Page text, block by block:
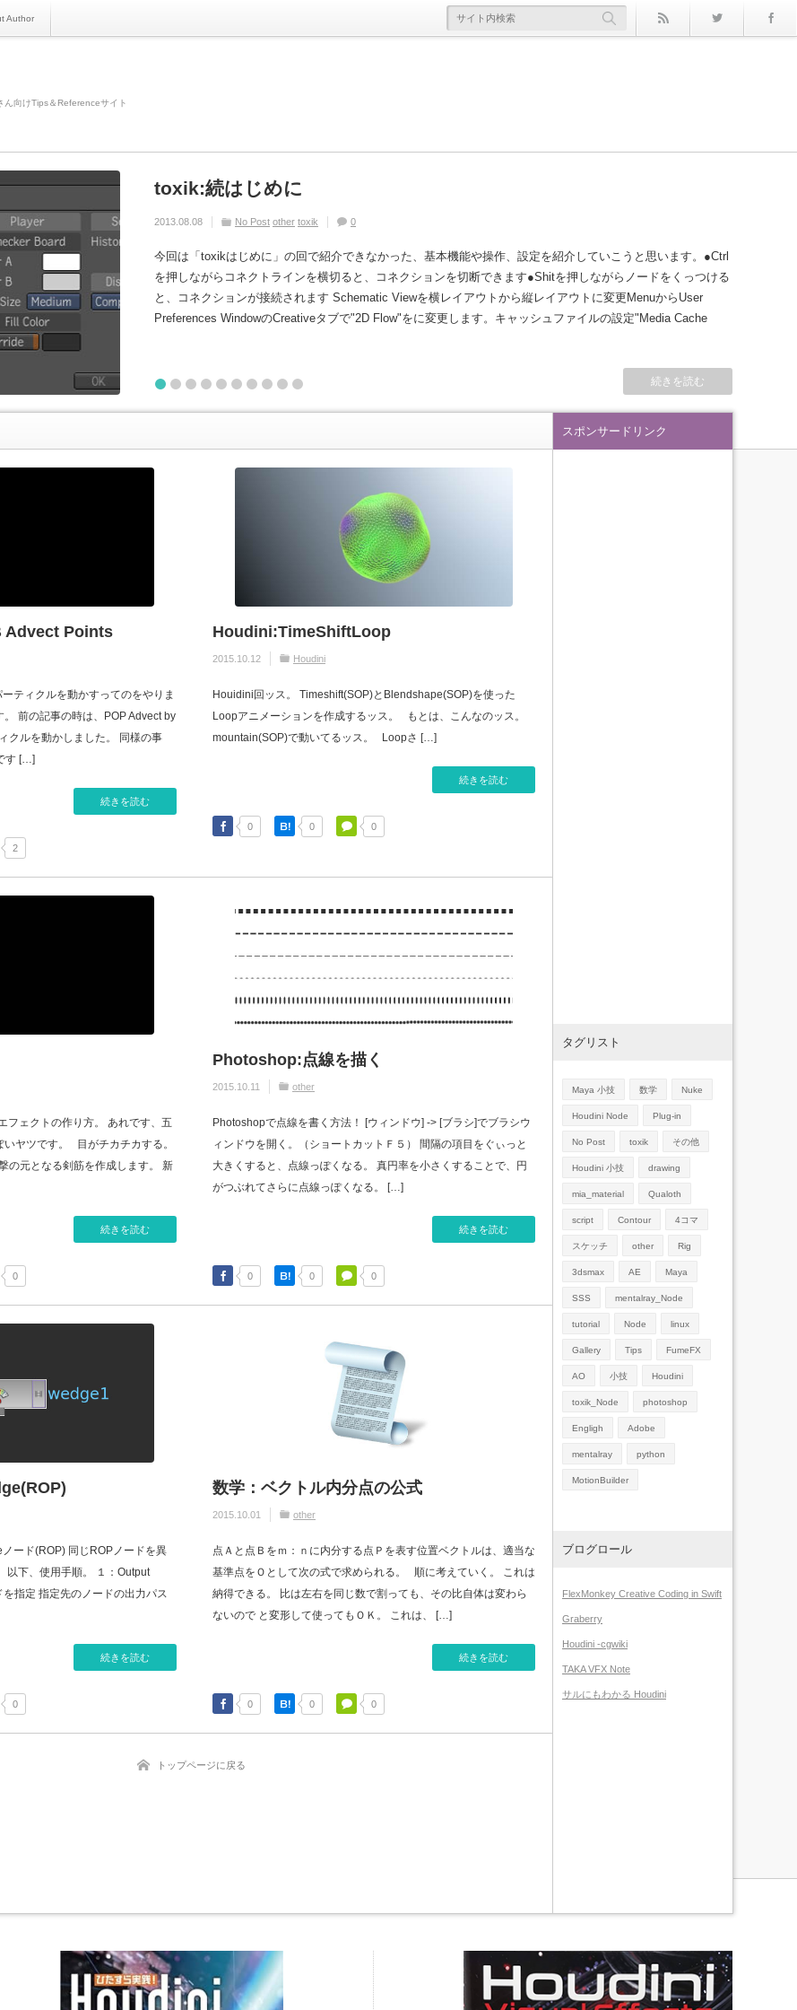
Author
ん向けTips＆Referenceサイト
toxik:続はじめに
2013.08.08 No Post other toxik 0
今回は「toxikはじめに」の回で紹介できなかった、基本機能や操作、設定を紹介していこうと思います。●Ctrl
を押しながらコネクトラインを横切ると、コネクションを切断できます●Shitを押しながらノードをくっつける
と、コネクションが接続されます Schematic Viewを横レイアウトから縦レイアウトに変更MenuからUser
Preferences WindowのCreativeタブで"2D Flow"をに変更します。キャッシュファイルの設定"Media Cache
続きを読む
Maya:『Contour系ノード』 その２
2013.04.11 Maya No Post
Nuke Node:Flareその2
2016.04.14 Nuke 0
Maya:チャンネルボックスの表示非表示のあれこれ
2014.05.26 Maya No Post
Houdini:Transform(SOP)とTypeQualifier
2018.05.05 Houdini 0
Maya:『mia_material』系ノード その３
2012.06.21 Maya No Post
Houdini:Redshift Fog Volume
2020.08.31 Houdini 0
Maya:小技トリビア 参
2014.03.03 Maya No Post
Houdini:シミュレーションでメモリが足りない場合
2020.04.09 Houdini 0
toxik:[Merge Streams]と[Extract Streams]
2014.04.28 No Post other toxik 0
1 2 3 4 5 6 7 8 9
Advect Points
ティクルを動かすってのをやりま
前の記事の時は、POP Advect by
クルを動かしました。 同様の事
す […]
続きを読む
2
Houdini:TimeShiftLoop
2015.10.12 Houdini
Houidini回ッス。 Timeshift(SOP)とBlendshape(SOP)を使った
Loopアニメーションを作成するッス。 もとは、こんなのッス。
mountain(SOP)で動いてるッス。 Loopさ […]
続きを読む
0 0 0
フェクトの作り方。 あれです、五
ヤツです。 目がチカチカする。
の元となる剣筋を作成します。 新
続きを読む
0
Photoshop:点線を描く
2015.10.11 other
Photoshopで点線を書く方法！ [ウィンドウ] -> [ブラシ]でブラシウ
ィンドウを開く。（ショートカットＦ５） 間隔の項目をぐぃっと
大きくすると、点線っぽくなる。 真円率を小さくすることで、円
がつぶれてさらに点線っぽくなる。 […]
続きを読む
0 0 0
ード(ROP) 同じROPノードを異
以下、使用手順。 １：Output
指定 指定先のノードの出力パス
続きを読む
0
数学：ベクトル内分点の公式
2015.10.01 other
点Ａと点Ｂをｍ：ｎに内分する点Ｐを表す位置ベクトルは、適当な
基準点をＯとして次の式で求められる。 順に考えていく。 これは
納得できる。 比は左右を同じ数で割っても、その比自体は変わら
ないので と変形して使ってもＯＫ。 これは、 […]
続きを読む
0 0 0
トップページに戻る
スポンサードリンク
タグリスト
Maya 小技 数学 Nuke
Houdini Node Plug-in
No Post toxik その他
Houdini 小技 drawing
mia_material Qualoth
script Contour 4コマ
スケッチ other Rig
3dsmax AE Maya
SSS mentalray_Node
tutorial Node linux
Gallery Tips FumeFX
AO 小技 Houdini
toxik_Node photoshop
Engligh Adobe
mentalray python
MotionBuilder
ブログロール
FlexMonkey Creative Coding in Swift
Graberry
Houdini -cgwiki
TAKA VFX Note
サルにもわかる Houdini